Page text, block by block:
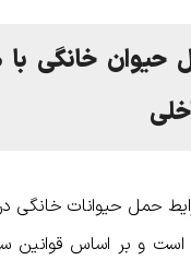
خانگی با
حمل حیوانات خانگی
است و بر اساس قوانین